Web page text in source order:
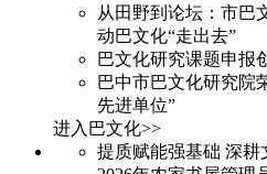
从田野到论坛：市巴
动巴文化“走出去”
巴文化研究课题申报
巴中市巴文化研究院
先进单位”
进入巴文化>>
提质赋能强基础 深